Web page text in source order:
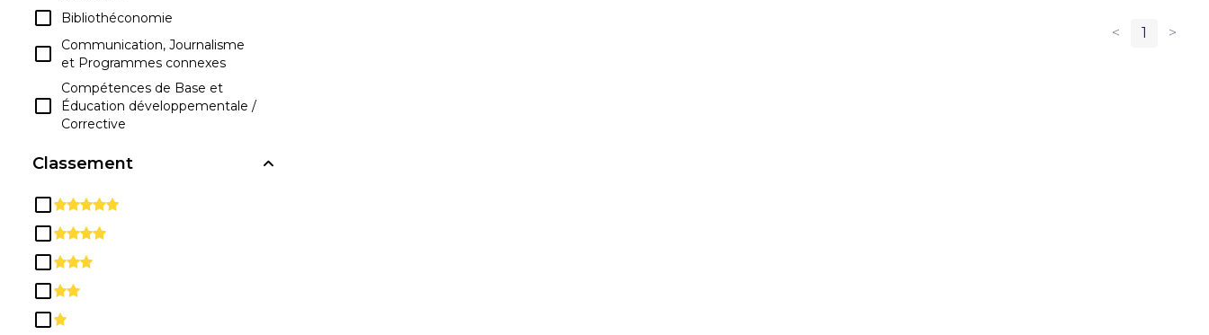
Bibliothéconomie
Communication, Journalisme
et Programmes connexes
Compétences de Base et
Éducation développementale /
Corrective
Interpersonnelles et Sociales
compétences liées à la Santé
Diplômes et Certificats
d'Études
secondaires/Secondaires
Éducation
Études ethniques, Culturelles,
Classement
< 1 >